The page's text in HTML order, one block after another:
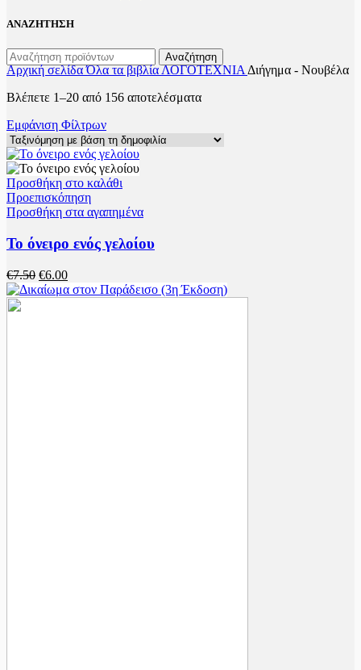
ΑΝΑΖΗΤΗΣΗ
Αναζήτηση
Αρχική σελίδαΌλα τα βιβλίαΛΟΓΟΤΕΧΝΙΑ Διήγημα - Νουβέλα
Βλέπετε 1–20 από 156 αποτελέσματα
Εμφάνιση Φίλτρων
Προσθήκη στο καλάθι
Προεπισκόπηση
Προσθήκη στα αγαπημένα
Το όνειρο ενός γελοίου
€7.50 €6.00